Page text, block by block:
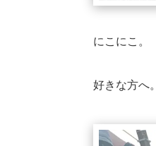
にこにこ。
好きな方へ。